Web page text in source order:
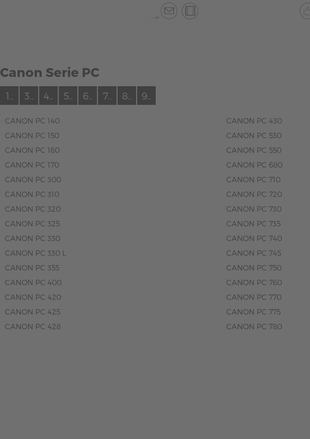
-->
Canon Serie PC
1.. 3.. 4.. 5.. 6.. 7.. 8.. 9..
CANON PC 140
CANON PC 150
CANON PC 160
CANON PC 170
CANON PC 300
CANON PC 310
CANON PC 320
CANON PC 325
CANON PC 330
CANON PC 330 L
CANON PC 355
CANON PC 400
CANON PC 420
CANON PC 425
CANON PC 428
CANON PC 430
CANON PC 530
CANON PC 550
CANON PC 680
CANON PC 710
CANON PC 720
CANON PC 730
CANON PC 735
CANON PC 740
CANON PC 745
CANON PC 750
CANON PC 760
CANON PC 770
CANON PC 775
CANON PC 780